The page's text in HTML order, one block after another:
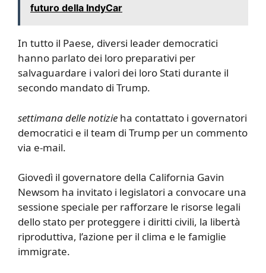
futuro della IndyCar
In tutto il Paese, diversi leader democratici
hanno parlato dei loro preparativi per
salvaguardare i valori dei loro Stati durante il
secondo mandato di Trump.
settimana delle notizie ha contattato i governatori
democratici e il team di Trump per un commento
via e-mail.
Giovedì il governatore della California Gavin
Newsom ha invitato i legislatori a convocare una
sessione speciale per rafforzare le risorse legali
dello stato per proteggere i diritti civili, la libertà
riproduttiva, l’azione per il clima e le famiglie
immigrate.